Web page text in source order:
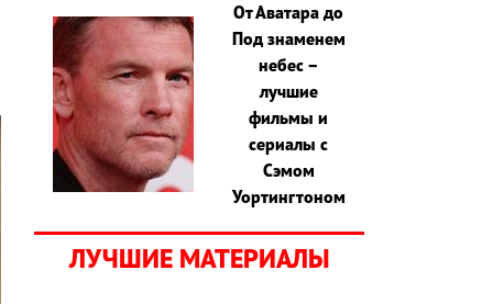
От Аватара до
Под знаменем
небес –
лучшие
фильмы и
сериалы с
Сэмом
Уортингтоном
ЛУЧШИЕ МАТЕРИАЛЫ